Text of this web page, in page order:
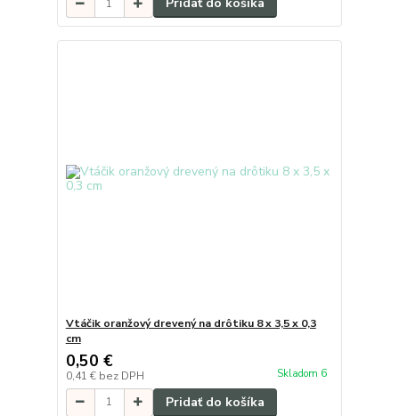
Pridať do košíka
Vtáčik oranžový drevený na drôtiku 8 x 3,5 x 0,3
cm
0,50 €
0,41 € bez DPH Skladom 6
Pridať do košíka